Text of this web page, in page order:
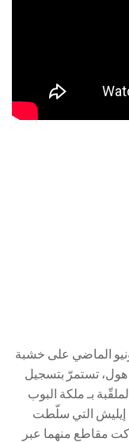
في 28 حزيران/يونيو الماضي على خشبة
هول، تستمرّ بتسجيل
بـ ملكة البوب
إيليش التي سلّطت
مقاطع منهما عبر